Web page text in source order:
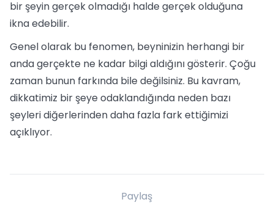
bir şeyin gerçek olmadığı halde gerçek olduğuna
ikna edebilir.
Genel olarak bu fenomen, beyninizin herhangi bir
anda gerçekte ne kadar bilgi aldığını gösterir. Çoğu
zaman bunun farkında bile değilsiniz. Bu kavram,
dikkatimiz bir şeye odaklandığında neden bazı
şeyleri diğerlerinden daha fazla fark ettiğimizi
açıklıyor.
Paylaş